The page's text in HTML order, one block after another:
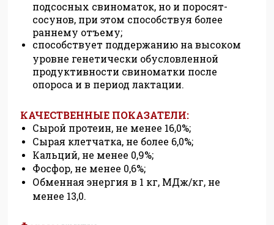
подсосных свиноматок, но и поросят-
сосунов, при этом способствуя более
раннему отъему;
способствует поддержанию на высоком
уровне генетически обусловленной
продуктивности свиноматки после
опороса и в период лактации.
КАЧЕСТВЕННЫЕ ПОКАЗАТЕЛИ:
Сырой протеин, не менее 16,0%;
Сырая клетчатка, не более 6,0%;
Кальций, не менее 0,9%;
Фосфор, не менее 0,6%;
Обменная энергия в 1 кг, МДж/кг, не
менее 13,0.